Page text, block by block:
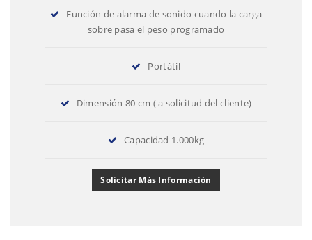
Función de alarma de sonido cuando la carga
sobre pasa el peso programado
Portátil
Dimensión 80 cm ( a solicitud del cliente)
Capacidad 1.000kg
Solicitar Más Información